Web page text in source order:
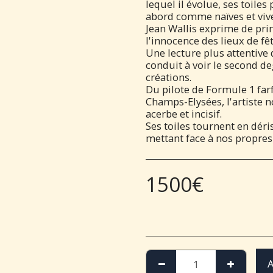
lequel il évolue, ses
abord comme naïves et
Jean Wallis exprime de
l'innocence des lieux de
Une lecture plus attentive
conduit à voir le second
créations.
Du pilote de Formule 1
Champs-Elysées, l'artiste
acerbe et incisif.
Ses toiles tournent en
mettant face à nos
1500€